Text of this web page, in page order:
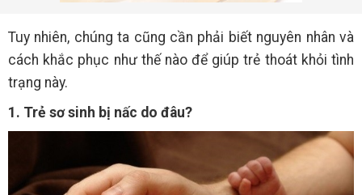
Tuy nhiên, chúng ta cũng cần phải biết nguyên nhân và
cách khắc phục như thế nào để giúp trẻ thoát khỏi tình
trạng này.
1. Trẻ sơ sinh bị nấc do đâu?